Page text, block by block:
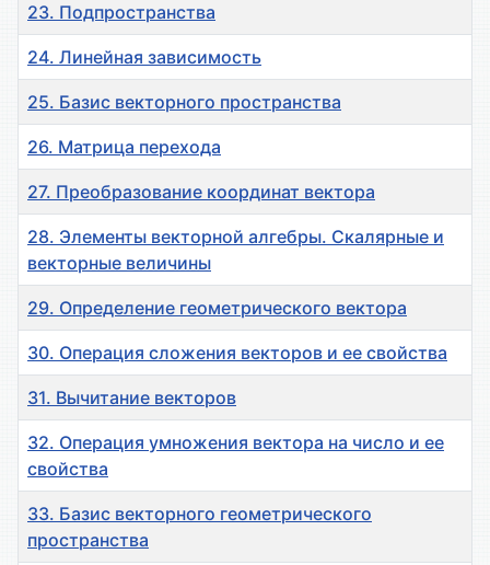
23. Подпространства
24. Линейная зависимость
25. Базис векторного пространства
26. Матрица перехода
27. Преобразование координат вектора
28. Элементы векторной алгебры. Скалярные и
векторные величины
29. Определение геометрического вектора
30. Операция сложения векторов и ее свойства
31. Вычитание векторов
32. Операция умножения вектора на число и ее
свойства
33. Базис векторного геометрического
пространства